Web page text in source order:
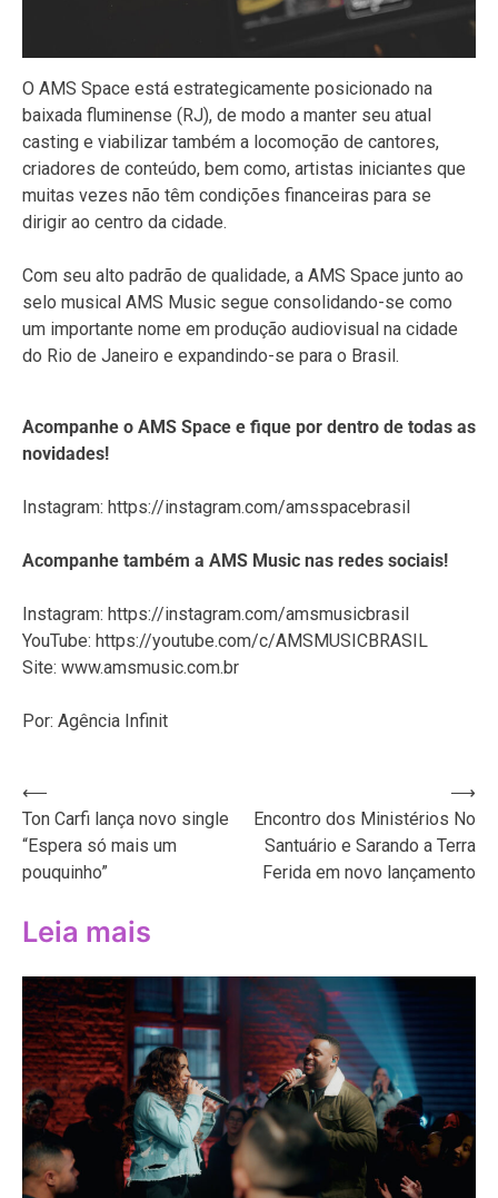
O AMS Space está estrategicamente posicionado na
baixada fluminense (RJ), de modo a manter seu atual
casting e viabilizar também a locomoção de cantores,
criadores de conteúdo, bem como, artistas iniciantes que
muitas vezes não têm condições financeiras para se
dirigir ao centro da cidade.
Com seu alto padrão de qualidade, a AMS Space junto ao
selo musical AMS Music segue consolidando-se como
um importante nome em produção audiovisual na cidade
do Rio de Janeiro e expandindo-se para o Brasil.
Acompanhe o AMS Space e fique por dentro de todas as
novidades!
Instagram: https://instagram.com/amsspacebrasil
Acompanhe também a AMS Music nas redes sociais!
Instagram: https://instagram.com/amsmusicbrasil
YouTube: https://youtube.com/c/AMSMUSICBRASIL
Site: www.amsmusic.com.br
Por: Agência Infinit
Navegação
de
Post
⟵
Ton Carfi lança novo single
“Espera só mais um
pouquinho”
Encontro dos Ministérios No
Santuário e Sarando a Terra
Ferida em novo lançamento
⟶
Leia mais